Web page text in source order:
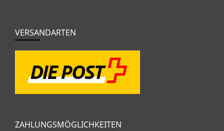
VERSANDARTEN
ZAHLUNGSMÖGLICHKEITEN